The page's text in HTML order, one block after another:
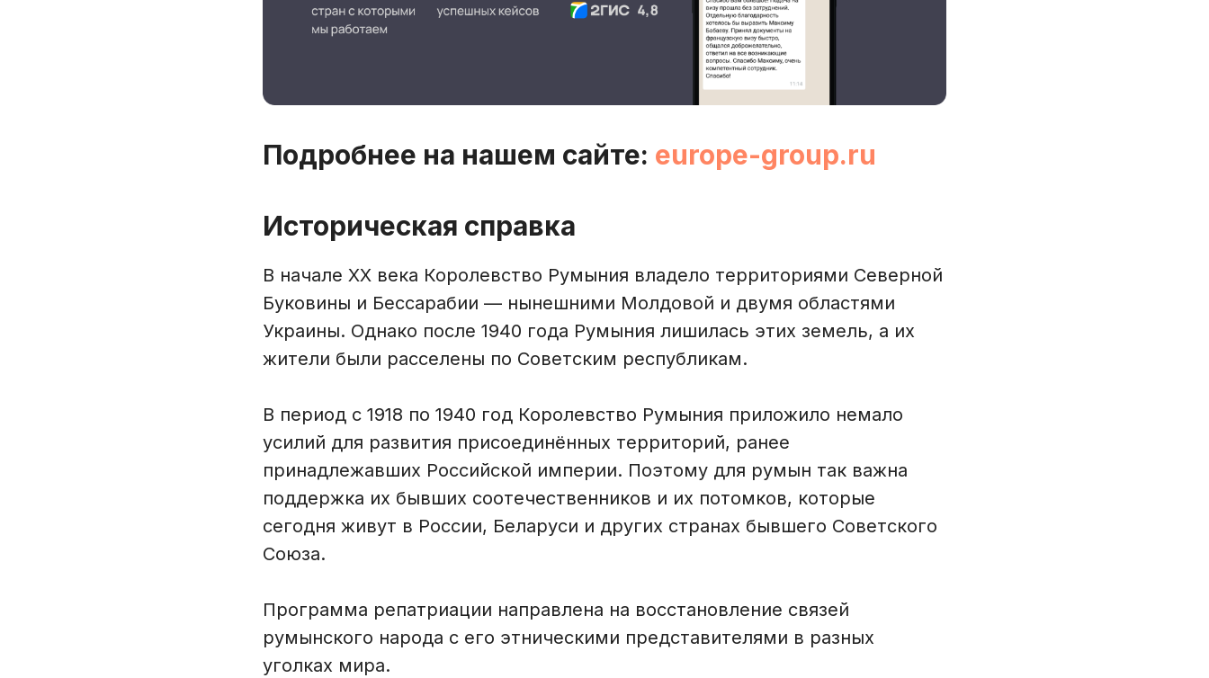
Подробнее на нашем сайте: europe-group.ru
Историческая справка
В начале XX века Королевство Румыния владело территориями Северной
Буковины и Бессарабии — нынешними Молдовой и двумя областями
Украины. Однако после 1940 года Румыния лишилась этих земель, а их
жители были расселены по Советским республикам.
В период с 1918 по 1940 год Королевство Румыния приложило немало
усилий для развития присоединённых территорий, ранее
принадлежавших Российской империи. Поэтому для румын так важна
поддержка их бывших соотечественников и их потомков, которые
сегодня живут в России, Беларуси и других странах бывшего Советского
Союза.
Программа репатриации направлена на восстановление связей
румынского народа с его этническими представителями в разных
уголках мира.